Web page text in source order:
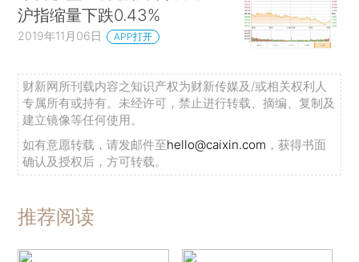
沪指缩量下跌0.43%
2019年11月06日 APP打开
财新网所刊载内容之知识产权为财新传媒及/或相关权利人
专属所有或持有。未经许可，禁止进行转载、摘编、复制及
建立镜像等任何使用。
如有意愿转载，请发邮件至hello@caixin.com ，获得书面
确认及授权后，方可转载。
推荐阅读